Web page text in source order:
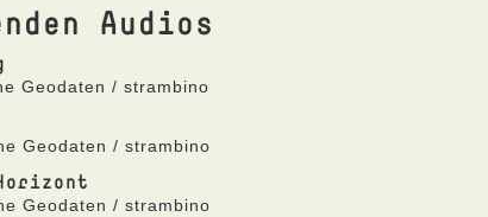
Audios
Geodaten / strambino
Geodaten / strambino
Geodaten / strambino